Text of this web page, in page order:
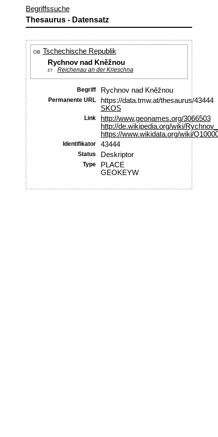
Begriffssuche
Thesaurus - Datensatz
OB Tschechische Republik
Rychnov nad Kněžnou
ET Reichenau an der Krieschna
Begriff Rychnov nad Kněžnou
Permanente URL
https://data.tmw.at/thesaurus/43444
SKOS
Link
http://www.geonames.org/3066503
http://de.wikipedia.org/wiki/
https://www.wikidata.org/wiki/
Identifikator 43444
Status Deskriptor
Type
PLACE
GEOKEYW